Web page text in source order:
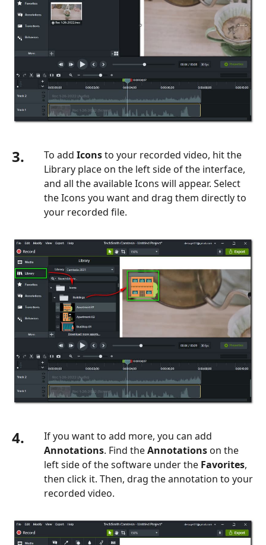
3. To add Iconsto your recorded video, hit the
Library place on the left side of the interface,
and all the available Icons will appear. Select
the Icons you want and drag them directly to
your recorded file.
4.
If you want to add more, you can add
Annotations. Find theAnnotations on the
left side of the software under the Favorites,
then click it. Then, drag the annotation to your
recorded video.